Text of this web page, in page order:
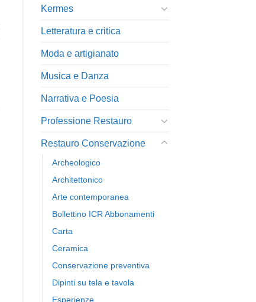
Kermes
Letteratura e critica
Moda e artigianato
Musica e Danza
Narrativa e Poesia
Professione Restauro
Restauro Conservazione
Archeologico
Architettonico
Arte contemporanea
Bollettino ICR Abbonamenti
Carta
Ceramica
Conservazione preventiva
Dipinti su tela e tavola
Esperienze